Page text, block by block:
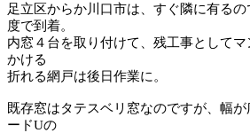
足立区からか川口市は、すぐ隣に有る
度で到着。
内窓４台を取り付けて、残工事として
かける
折れる網戸は後日作業に。
既存窓はタテスベリ窓なのですが、幅
ードUの